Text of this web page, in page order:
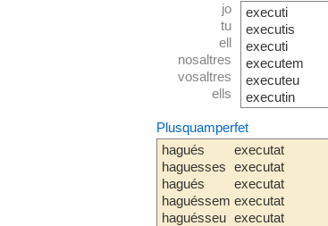
jo
tu
ell
nosaltres
vosaltres
ells
executi
executis
executi
executem
executeu
executin
Plusquamperfet
hagués
haguesses
hagués
haguéssem
haguésseu
executat
executat
executat
executat
executat